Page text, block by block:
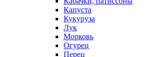
Капуста
Кукуруза
Лук
Морковь
Огурец
Перец